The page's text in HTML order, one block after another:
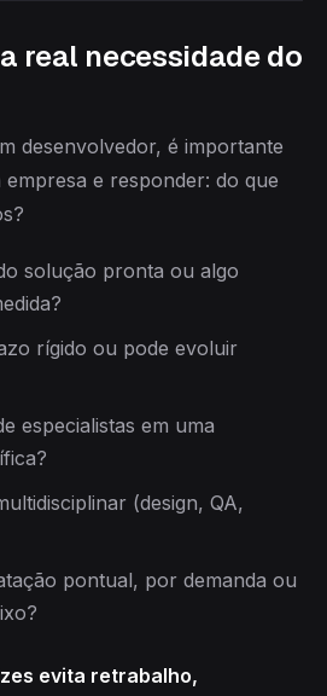
real necessidade do
desenvolvedor, é importante
e responder: do que
solução pronta ou algo
rígido ou pode evoluir
especialistas em uma
(design, QA,
pontual, por demanda ou
evita retrabalho,